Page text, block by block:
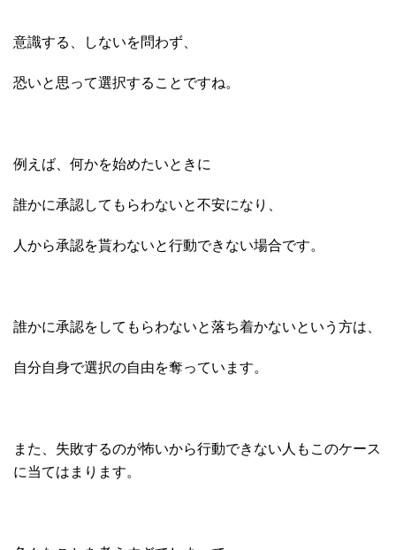
意識する、しないを問わず、
恐いと思って選択することですね。
例えば、何かを始めたいときに
誰かに承認してもらわないと不安になり、
人から承認を貰わないと行動できない場合です。
誰かに承認をしてもらわないと落ち着かないという方は、
自分自身で選択の自由を奪っています。
また、失敗するのが怖いから行動できない人もこのケース
に当てはまります。